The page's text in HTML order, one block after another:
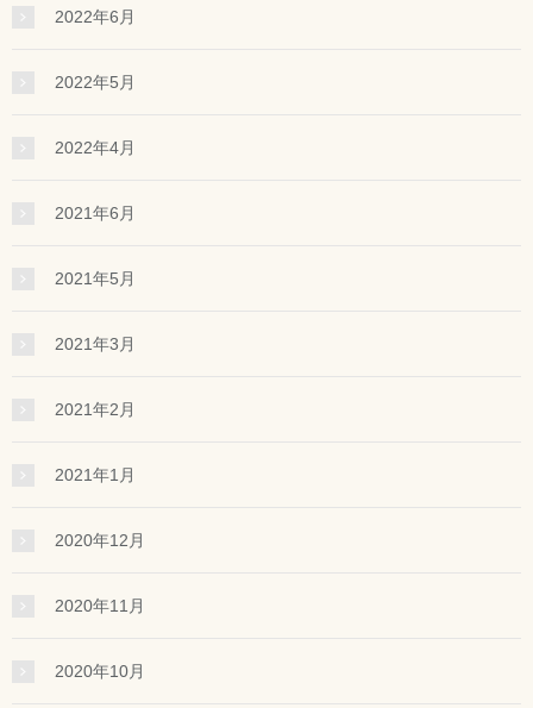
2022年6月
2022年5月
2022年4月
2021年6月
2021年5月
2021年3月
2021年2月
2021年1月
2020年12月
2020年11月
2020年10月